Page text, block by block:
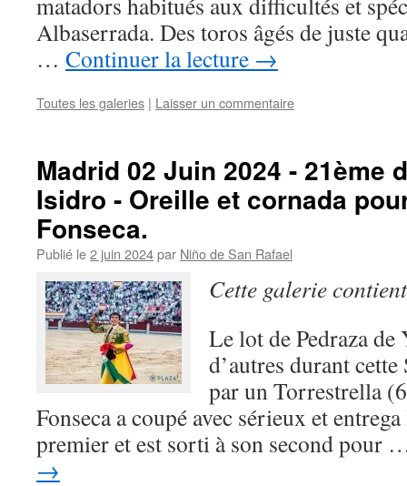
Albaserrada. Des toros âgés de juste
… Continuer la lecture →
Toutes les galeries | Laisser un commentaire
Madrid 02 Juin 2024 - 21ème
Isidro - Oreille et cornada
Fonseca.
Publié le2 juin 2024par Niño de San Rafael
Cette galerie
Le lot de Pedraza de
d’autres durant
par un Torrestrella
Fonseca a coupé avec sérieux et
premier et est sorti à son second pour
→